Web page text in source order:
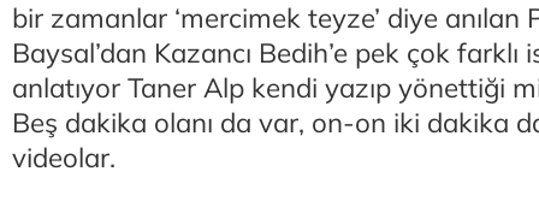
bir zamanlar ‘mercimek teyze’ diye anılan
Baysal’dan Kazancı Bedih’e pek çok
anlatıyor Taner Alp kendi yazıp yönettiği
Beş dakika olanı da var, on-on iki dakika
videolar.